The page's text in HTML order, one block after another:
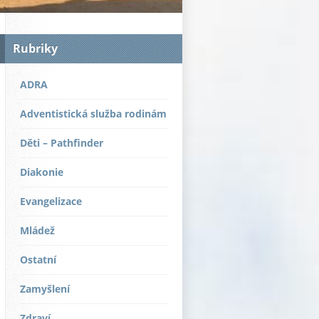
Rubriky
ADRA
Adventistická služba rodinám
Děti – Pathfinder
Diakonie
Evangelizace
Mládež
Ostatní
Zamyšlení